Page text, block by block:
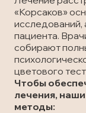
«Корсаков»
исследований,
пациента.
собирают
цветового
Чтобы
лечения,
методы: